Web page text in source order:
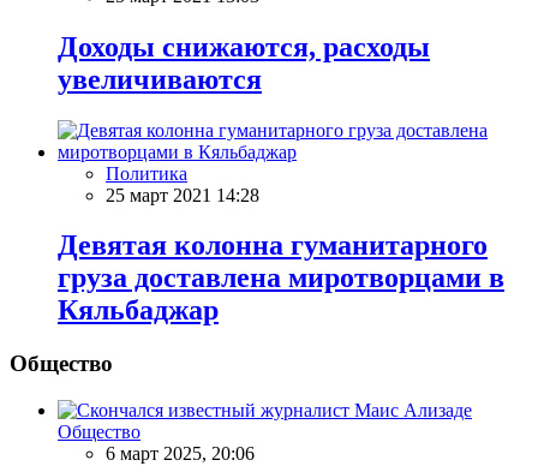
Доходы снижаются, расходы
увеличиваются
Политика
25 март 2021 14:28
Девятая колонна гуманитарного
груза доставлена миротворцами в
Кяльбаджар
Общество
Общество
6 март 2025, 20:06